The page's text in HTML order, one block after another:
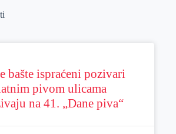
bašte ispraćeni pozivari
pivom ulicama
na 41. „Dane piva“